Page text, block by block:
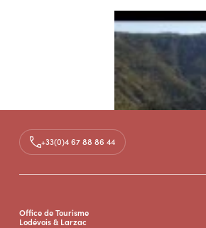
+33(0)4 67 88 86 44
Office de Tourisme
Lodévois & Larzac